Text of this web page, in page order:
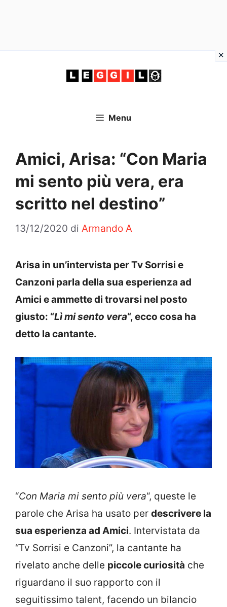
Menu
Amici, Arisa: “Con Maria
mi sento più vera, era
scritto nel destino”
13/12/2020 di Armando A
Arisa in un’intervista per Tv Sorrisi e
Canzoni parla della sua esperienza ad
Amici e ammette di trovarsi nel posto
giusto: “Lì mi sento vera“, ecco cosa ha
detto la cantante.
“Con Maria mi sento più vera“, queste le
parole che Arisa ha usato per descrivere la
sua esperienza ad Amici. Intervistata da
“Tv Sorrisi e Canzoni”, la cantante ha
rivelato anche delle piccole curiosità che
riguardano il suo rapporto con il
seguitissimo talent, facendo un bilancio